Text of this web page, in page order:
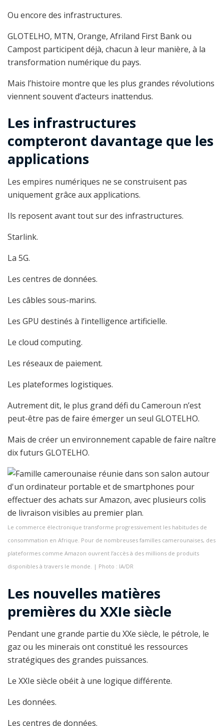
Ou encore des infrastructures.
GLOTELHO, MTN, Orange, Afriland First Bank ou
Campost participent déjà, chacun à leur manière, à la
transformation numérique du pays.
Mais l’histoire montre que les plus grandes révolutions
viennent souvent d’acteurs inattendus.
Les infrastructures
compteront davantage que les
applications
Les empires numériques ne se construisent pas
uniquement grâce aux applications.
Ils reposent avant tout sur des infrastructures.
Starlink.
La 5G.
Les centres de données.
Les câbles sous-marins.
Les GPU destinés à l’intelligence artificielle.
Le cloud computing.
Les réseaux de paiement.
Les plateformes logistiques.
Autrement dit, le plus grand défi du Cameroun n’est
peut-être pas de faire émerger un seul GLOTELHO.
Mais de créer un environnement capable de faire naître
dix futurs GLOTELHO.
Le commerce électronique transforme progressivement les habitudes de
consommation en Afrique. Pour de nombreuses familles camerounaises, des
plateformes comme Amazon ouvrent l’accès à des millions de produits
disponibles à travers le monde. | Photo : IA/DR
Les nouvelles matières
premières du XXIe siècle
Pendant une grande partie du XXe siècle, le pétrole, le
gaz ou les minerais ont constitué les ressources
stratégiques des grandes puissances.
Le XXIe siècle obéit à une logique différente.
Les données.
Les centres de données.